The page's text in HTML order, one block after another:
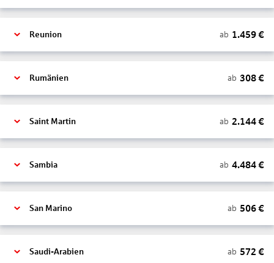
Reunion ab 1.459€
Rumänien ab 308€
Saint Martin ab 2.144€
Sambia ab 4.484€
San Marino ab 506€
Saudi-Arabien ab 572 €